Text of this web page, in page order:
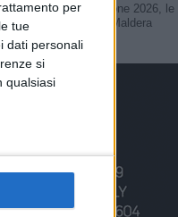
per
tue
dati personali
si
qualsiasi
100x100 Maturi edizione 2026, le
interviste: Giuseppe Maldera